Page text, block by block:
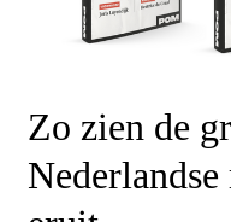
Zo zien de
Nederlandse